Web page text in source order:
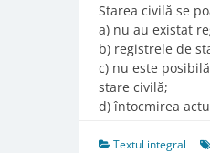
Starea civilă se
a) nu au existat
b) registrele de
c) nu este
stare civilă;
d) întocmirea
Textul integral